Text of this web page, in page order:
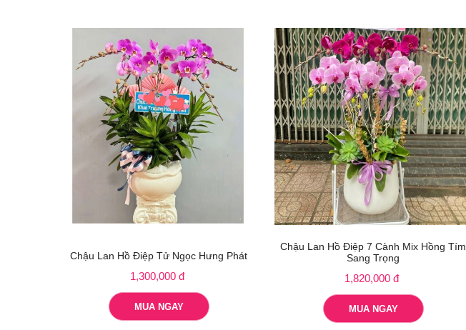
Chậu Lan Hồ Điệp Tử Ngọc Hưng Phát
1,300,000 đ
MUA NGAY
Chậu Lan Hồ Điệp 7 Cành Mix Hồng Tím
Sang Trọng
1,820,000 đ
MUA NGAY